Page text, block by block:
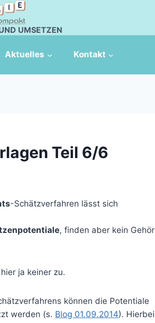
UMSETZEN
Aktuelles Kontakt
Teil 6/6
-Schätzverfahren lässt sich
, finden aber kein Gehör
ja keiner zu.
können die Potentiale
werden (s. Blog 01.09.2014). Hierbei